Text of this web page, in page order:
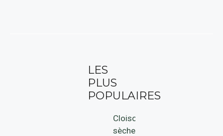
LES
PLUS
POPULAIRES
Cloison
sèche